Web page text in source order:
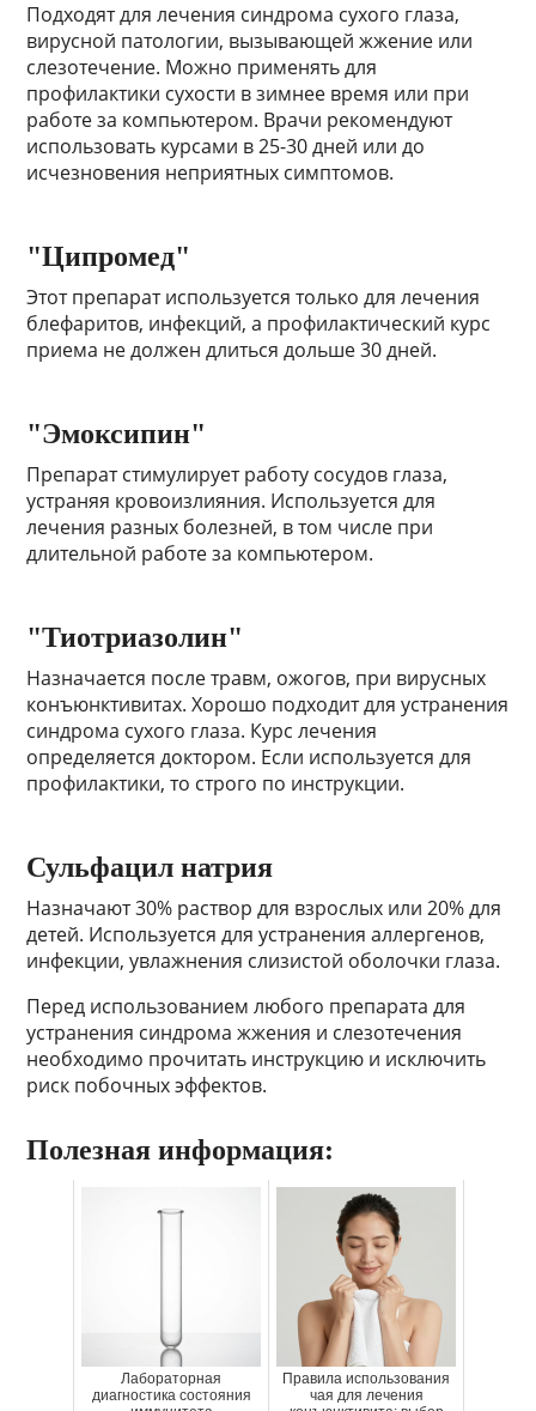
Подходят для лечения синдрома сухого глаза,
вирусной патологии, вызывающей жжение или
слезотечение. Можно применять для
профилактики сухости в зимнее время или при
работе за компьютером. Врачи рекомендуют
использовать курсами в 25-30 дней или до
исчезновения неприятных симптомов.
"Ципромед"
Этот препарат используется только для лечения
блефаритов, инфекций, а профилактический курс
приема не должен длиться дольше 30 дней.
"Эмоксипин"
Препарат стимулирует работу сосудов глаза,
устраняя кровоизлияния. Используется для
лечения разных болезней, в том числе при
длительной работе за компьютером.
"Тиотриазолин"
Назначается после травм, ожогов, при вирусных
конъюнктивитах. Хорошо подходит для устранения
синдрома сухого глаза. Курс лечения
определяется доктором. Если используется для
профилактики, то строго по инструкции.
Сульфацил натрия
Назначают 30% раствор для взрослых или 20% для
детей. Используется для устранения аллергенов,
инфекции, увлажнения слизистой оболочки глаза.
Перед использованием любого препарата для
устранения синдрома жжения и слезотечения
необходимо прочитать инструкцию и исключить
риск побочных эффектов.
Полезная информация:
Лабораторная
диагностика состояния
Правила использования
чая для лечения